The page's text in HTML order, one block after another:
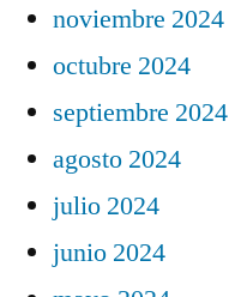
noviembre 2024
octubre 2024
septiembre 2024
agosto 2024
julio 2024
junio 2024